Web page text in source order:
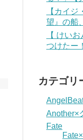
【カイ
望』の船
【 けい
つけたー
カテゴリ
Another×
Fate